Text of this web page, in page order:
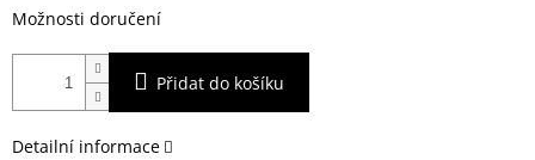
Možnosti doručení
Přidat do košíku
Detailní informace